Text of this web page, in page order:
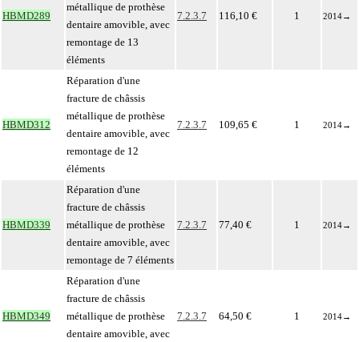
HBMD289
métallique de prothèse
dentaire amovible, avec
remontage de 13
éléments
7.2.3.7 116,10 € 1 2014→
HBMD312
Réparation d'une
fracture de châssis
métallique de prothèse
dentaire amovible, avec
remontage de 12
éléments
7.2.3.7 109,65 € 1 2014→
HBMD339
Réparation d'une
fracture de châssis
métallique de prothèse
dentaire amovible, avec
remontage de 7 éléments
7.2.3.7 77,40 € 1 2014→
HBMD349
Réparation d'une
fracture de châssis
métallique de prothèse
dentaire amovible, avec
7.2.3.7 64,50 € 1 2014→